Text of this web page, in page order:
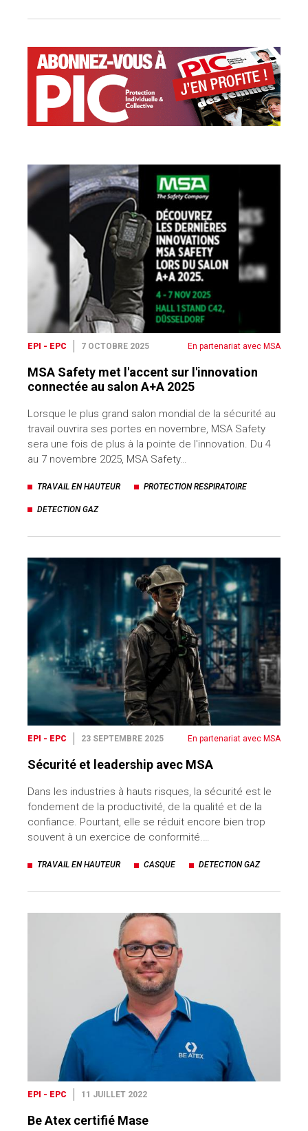
EPI - EPC 7 OCTOBRE 2025 En partenariat avec MSA
MSA Safety met l'accent sur l'innovation
connectée au salon A+A 2025
Lorsque le plus grand salon mondial de la sécurité au
travail ouvrira ses portes en novembre, MSA Safety
sera une fois de plus à la pointe de l'innovation. Du 4
au 7 novembre 2025, MSA Safety…
TRAVAIL EN HAUTEUR PROTECTION RESPIRATOIRE
DETECTION GAZ
EPI - EPC 23 SEPTEMBRE 2025 En partenariat avec MSA
Sécurité et leadership avec MSA
Dans les industries à hauts risques, la sécurité est le
fondement de la productivité, de la qualité et de la
confiance. Pourtant, elle se réduit encore bien trop
souvent à un exercice de conformité.…
TRAVAIL EN HAUTEUR CASQUE DETECTION GAZ
EPI - EPC 11 JUILLET 2022
Be Atex certifié Mase